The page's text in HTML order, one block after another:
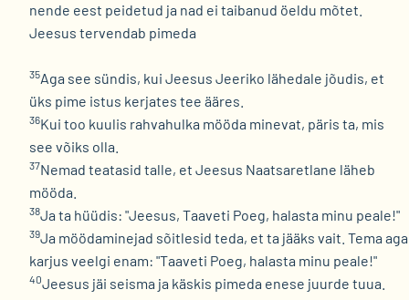
nende eest peidetud ja nad ei taibanud öeldu mõtet.
Jeesus tervendab pimeda
35Aga see sündis, kui Jeesus Jeeriko lähedale jõudis, et
üks pime istus kerjates tee ääres.
36Kui too kuulis rahvahulka mööda minevat, päris ta, mis
see võiks olla.
37Nemad teatasid talle, et Jeesus Naatsaretlane läheb
mööda.
38Ja ta hüüdis: "Jeesus, Taaveti Poeg, halasta minu peale!"
39Ja möödaminejad sõitlesid teda, et ta jääks vait. Tema aga
karjus veelgi enam: "Taaveti Poeg, halasta minu peale!"
40Jeesus jäi seisma ja käskis pimeda enese juurde tuua.